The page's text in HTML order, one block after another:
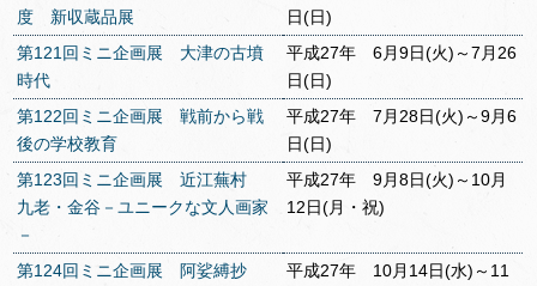
度 新収蔵品展
日(日)
第121回ミニ企画展 大津の古墳
時代
平成27年 6月9日(火)～7月26
日(日)
第122回ミニ企画展 戦前から戦
後の学校教育
平成27年 7月28日(火)～9月6
日(日)
第123回ミニ企画展 近江蕪村
九老・金谷－ユニークな文人画家
－
平成27年 9月8日(火)～10月
12日(月・祝)
第124回ミニ企画展 阿娑縛抄
平成27年 10月14日(水)～11